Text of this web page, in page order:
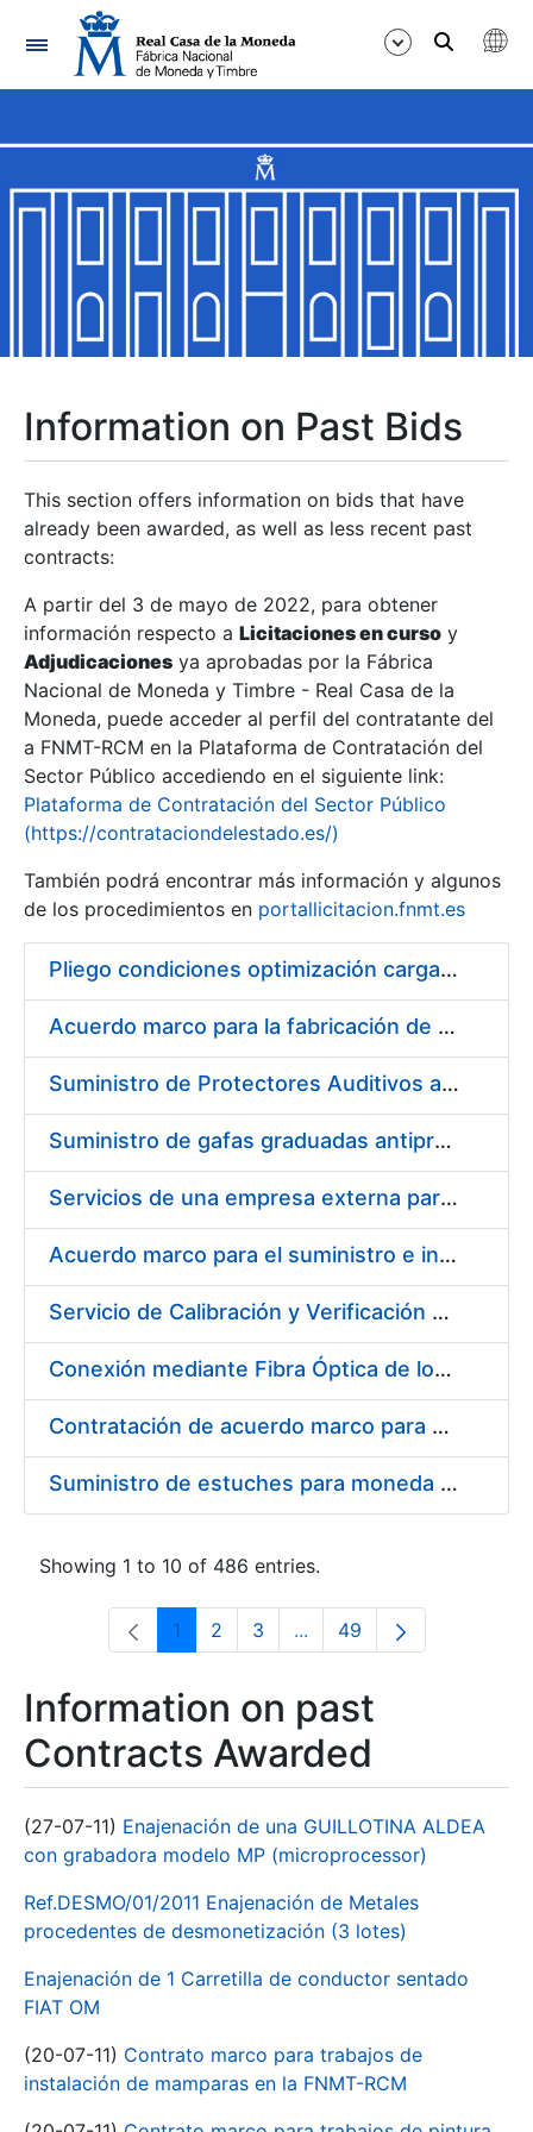
Navigation
Show/Hide
Show/Hide
Show/Hide
Show/Hide
Show/Hide
Show/Hide
Information on Past Bids
This section offers information on bids that have
already been awarded, as well as less recent past
contracts:
A partir del 3 de mayo de 2022, para obtener
información respecto a Licitaciones en curso y
Adjudicaciones ya aprobadas por la Fábrica
Nacional de Moneda y Timbre - Real Casa de la
Moneda, puede acceder al perfil del contratante del
a FNMT-RCM en la Plataforma de Contratación del
Sector Público accediendo en el siguiente link:
Plataforma de Contratación del Sector Público
(https://contrataciondelestado.es/)
También podrá encontrar más información y algunos
de los procedimientos en portallicitacion.fnmt.es
Pliego condiciones optimización cargas compras firmado
Acuerdo marco para la fabricación de piezas
Suministro de Protectores Auditivos a medida para las personas trabajadoras de los Centros de Trabajo de Madrid y Burgos
Suministro de gafas graduadas antiproyecciones para los trabajadores de la FNMT-RCM en los centros de trabajo de Madrid y Burgos
Servicios de una empresa externa para el asesoramiento y resolución de los recursos de alzada que se presentan relacionados con procesos de selección para la FNMT-RCM
Acuerdo marco para el suministro e instalación de persianas, estores y otros complementos
Servicio de Calibración y Verificación Externa de los Equipos de Medición del Servicio de Prevención de la FNMT-RCM
Conexión mediante Fibra Óptica de los Centros de Proceso de Datos (CPDs) de las sedes de la FNMT-RCM de Burgos y Madrid
Contratación de acuerdo marco para el Suministro de Material de Electricidad para la Fábrica Nacional de Moneda y Timbre-Real Casa de la Moneda en su centro de trabajo de Burgos
Suministro de estuches para moneda de 30 €
Showing 1 to 10 of 486 entries.
Page
1 Page
2 Page
3 ...Intermediate Pages Use
Page
49
Information on past
Contracts Awarded
(27-07-11) Enajenación de una GUILLOTINA ALDEA
con grabadora modelo MP (microprocessor)
Ref.DESMO/01/2011 Enajenación de Metales
procedentes de desmonetización (3 lotes)
Enajenación de 1 Carretilla de conductor sentado
FIAT OM
(20-07-11) Contrato marco para trabajos de
instalación de mamparas en la FNMT-RCM